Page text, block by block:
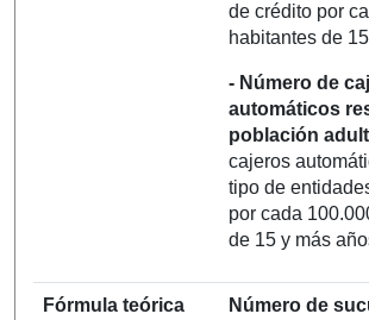
de crédito por
habitantes de
- Número de
automáticos
población
cajeros
tipo de
por cada
de 15 y más
Fórmula teórica
Número de